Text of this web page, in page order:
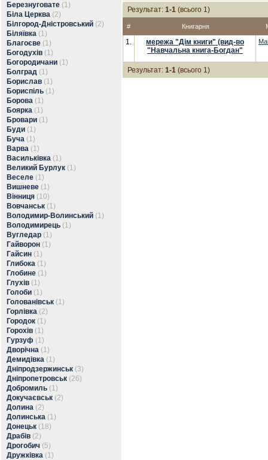
Березнуговате (1)
Біла Церква (2)
Білгород-Дністровський (2)
Біляївка (1)
Благоєве (1)
Богодухів (1)
Богородичани (1)
Болград (1)
Борислав (1)
Бориспіль (1)
Борова (1)
Боярка (1)
Бровари (1)
Буди (1)
Буча (1)
Варва (1)
Васильківка (1)
Великий Бурлук (1)
Веселе (1)
Вишневе (1)
Вінниця (10)
Вовчанськ (1)
Володимир-Волинський (1)
Володимирець (1)
Вугледар (1)
Гайворон (1)
Гайсин (1)
Глибока (1)
Глобине (1)
Глухів (1)
Голоби (1)
Голованівськ (1)
Горлівка (2)
Городок (1)
Горохів (1)
Гурзуф (1)
Дворічна (1)
Демидівка (1)
Дніпродзержинськ (3)
Дніпропетровськ (26)
Добромиль (1)
Докучаєвськ (2)
Долина (2)
Долинська (1)
Донецьк (18)
Драбів (2)
Дрогобич (5)
Дружківка (1)
Результат: 1-1 (всього 1)
# Книгарня
1.
мережа "Дім книги" (вид-во
"Навчальна книга-Богдан"
Результат: 1-1 (всього 1)